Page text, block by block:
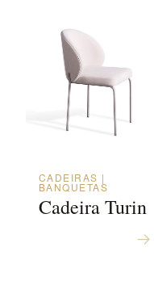
CADEIRAS |
BANQUETAS
Cadeira Turin